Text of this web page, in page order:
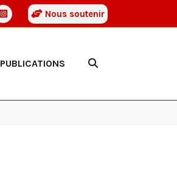
Nous soutenir
PUBLICATIONS